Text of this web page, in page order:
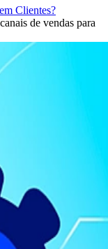
Clientes?
de vendas para